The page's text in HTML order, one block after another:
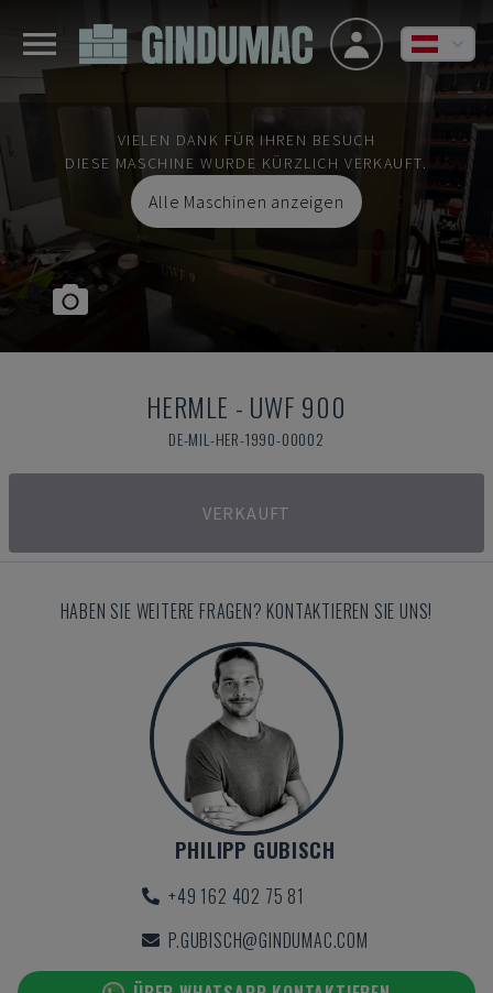
VIELEN DANK FÜR IHREN BESUCH
DIESE MASCHINE WURDE KÜRZLICH VERKAUFT.
Alle Maschinen anzeigen
HERMLE - UWF 900
DE-MIL-HER-1990-00002
VERKAUFT
HABEN SIE WEITERE FRAGEN? KONTAKTIEREN SIE UNS!
PHILIPP GUBISCH
+49 162 402 75 81
P.GUBISCH@GINDUMAC.COM